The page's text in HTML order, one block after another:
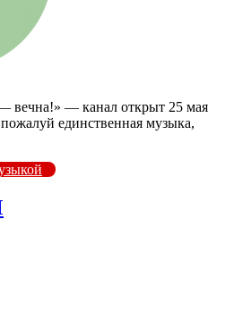
вечна!» — канал открыт 25 мая
единственная музыка,